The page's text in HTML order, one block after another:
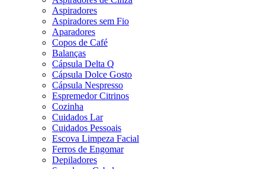
Aspiradores
Aspiradores sem Fio
Aparadores
Copos de Café
Balanças
Cápsula Delta Q
Cápsula Dolce Gosto
Cápsula Nespresso
Espremedor Citrinos
Cozinha
Cuidados Lar
Cuidados Pessoais
Escova Limpeza Facial
Ferros de Engomar
Depiladores